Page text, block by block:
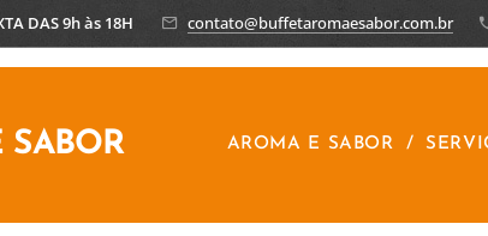
DAS 9h às 18H contato@buffetaromaesabor.com.br
SABOR AROMA E SABOR